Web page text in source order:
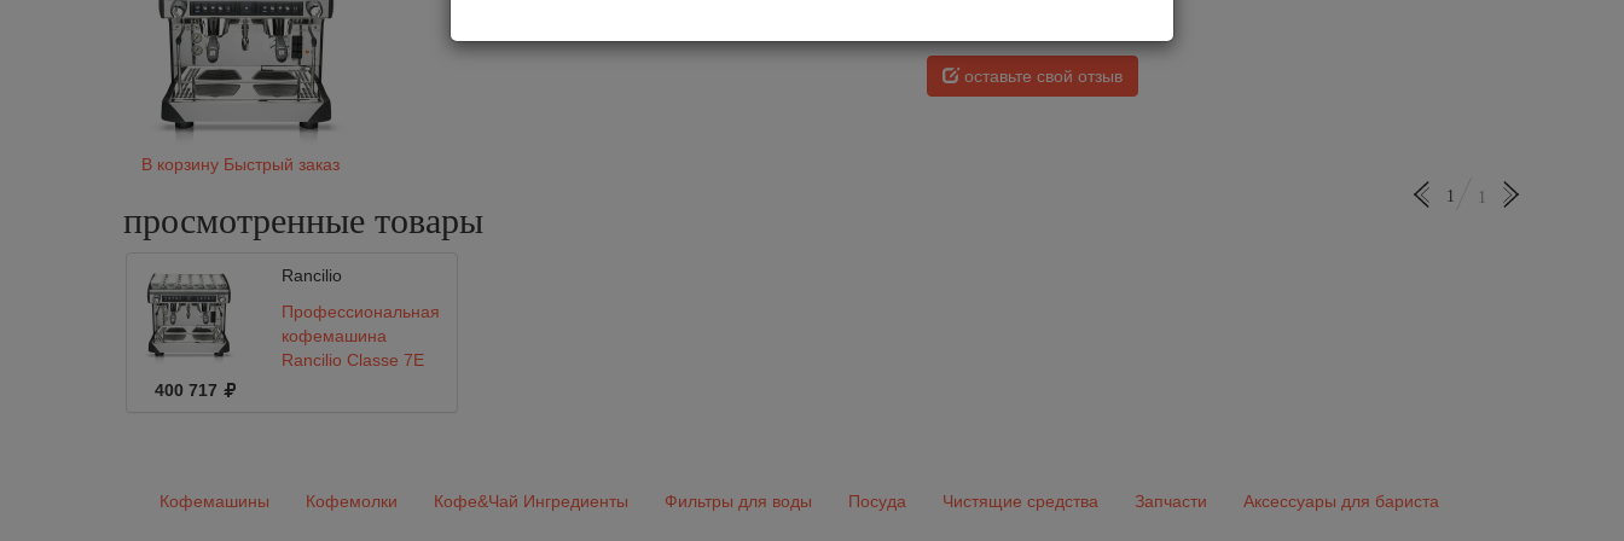
В корзину Быстрый заказ
оставьте свой отзыв
просмотренные товары
1 1
Rancilio
Профессиональная
кофемашина
Rancilio Classe 7E
400 717
Кофемашины Кофемолки Кофе&Чай Ингредиенты Фильтры для воды Посуда Чистящие средства Запчасти Аксессуары для бариста